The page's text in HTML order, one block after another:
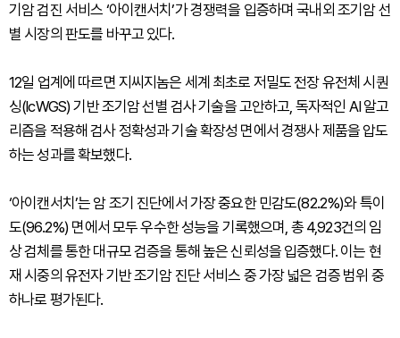
기암 검진 서비스 ‘아이캔서치’가 경쟁력을 입증하며 국내외 조기암 선
별 시장의 판도를 바꾸고 있다.
12일 업계에 따르면 지씨지놈은 세계 최초로 저밀도 전장 유전체 시퀀
싱(lcWGS) 기반 조기암 선별 검사 기술을 고안하고, 독자적인 AI 알고
리즘을 적용해 검사 정확성과 기술 확장성 면에서 경쟁사 제품을 압도
하는 성과를 확보했다.
‘아이캔서치’는 암 조기 진단에서 가장 중요한 민감도(82.2%)와 특이
도(96.2%) 면에서 모두 우수한 성능을 기록했으며, 총 4,923건의 임
상 검체를 통한 대규모 검증을 통해 높은 신뢰성을 입증했다. 이는 현
재 시중의 유전자 기반 조기암 진단 서비스 중 가장 넓은 검증 범위 중
하나로 평가된다.